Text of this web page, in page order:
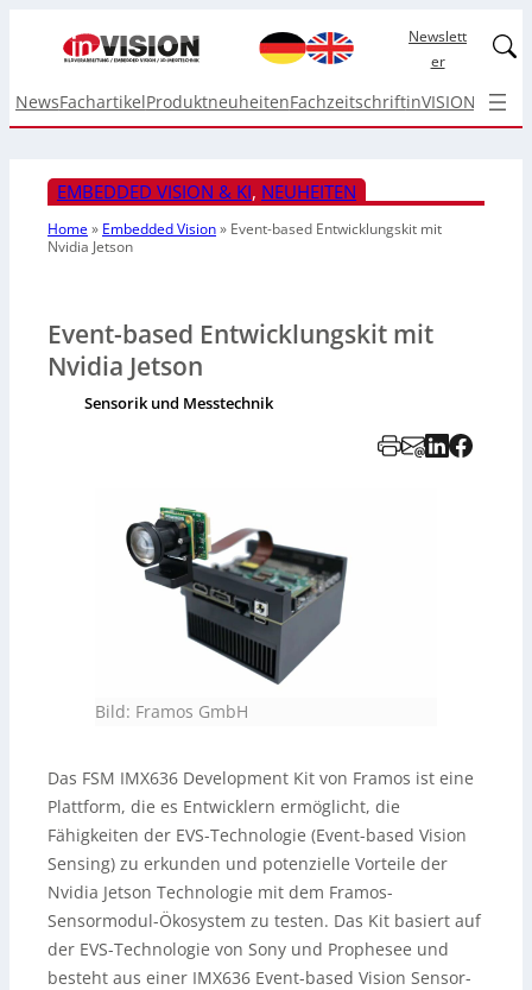
Newslett
er
NewsFachartikelProduktneuheitenFachzeitschriftinVISION Top
EMBEDDED VISION & KI, NEUHEITEN
Home» Embedded Vision» Event-based Entwicklungskit mit
Nvidia Jetson
Event-based Entwicklungskit mit
Nvidia Jetson
Sensorik und Messtechnik
Bild: Framos GmbH
Das FSM IMX636 Development Kit von Framos ist eine
Plattform, die es Entwicklern ermöglicht, die
Fähigkeiten der EVS-Technologie (Event-based Vision
Sensing) zu erkunden und potenzielle Vorteile der
Nvidia Jetson Technologie mit dem Framos-
Sensormodul-Ökosystem zu testen. Das Kit basiert auf
der EVS-Technologie von Sony und Prophesee und
besteht aus einer IMX636 Event-based Vision Sensor-